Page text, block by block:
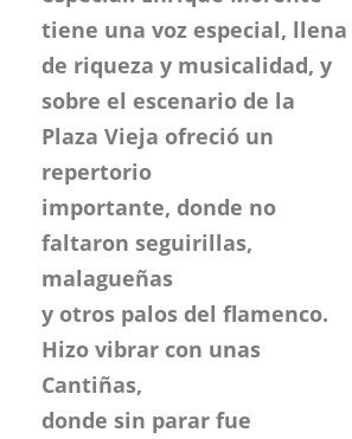
tiene una voz especial, llena
de riqueza y musicalidad, y
sobre el escenario de la
Plaza Vieja ofreció un
repertorio
importante, donde no
faltaron seguirillas,
malagueñas
y otros palos del flamenco.
Hizo vibrar con unas
Cantiñas,
donde sin parar fue